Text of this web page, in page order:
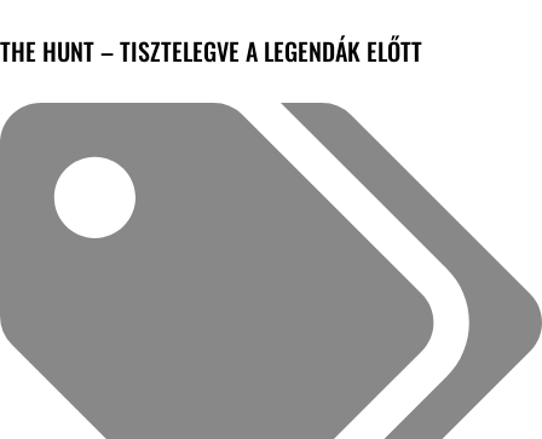
THE HUNT – TISZTELEGVE A LEGENDÁK ELŐTT